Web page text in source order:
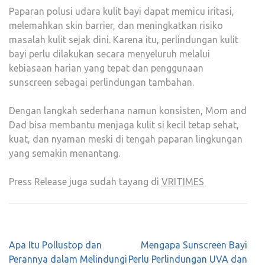
Paparan polusi udara kulit bayi dapat memicu iritasi,
melemahkan skin barrier, dan meningkatkan risiko
masalah kulit sejak dini. Karena itu, perlindungan kulit
bayi perlu dilakukan secara menyeluruh melalui
kebiasaan harian yang tepat dan penggunaan
sunscreen sebagai perlindungan tambahan.
Dengan langkah sederhana namun konsisten, Mom and
Dad bisa membantu menjaga kulit si kecil tetap sehat,
kuat, dan nyaman meski di tengah paparan lingkungan
yang semakin menantang.
Press Release juga sudah tayang di VRITIMES
Post
navigation
Apa Itu Pollustop dan
Perannya dalam Melindungi
Mengapa Sunscreen Bayi
Perlu Perlindungan UVA dan